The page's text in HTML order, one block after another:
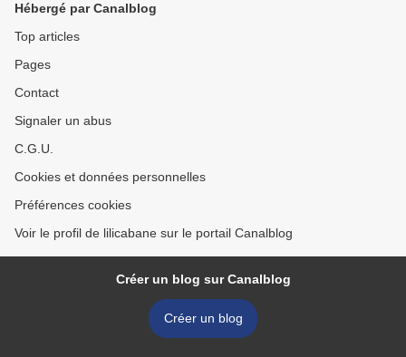
Hébergé par Canalblog
Top articles
Pages
Contact
Signaler un abus
C.G.U.
Cookies et données personnelles
Préférences cookies
Voir le profil de lilicabane sur le portail Canalblog
Créer un blog sur Canalblog
Créer un blog